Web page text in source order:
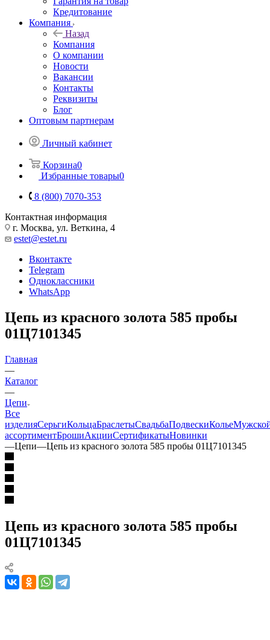
Кредитование
Компания
Назад
Компания
О компании
Новости
Вакансии
Контакты
Реквизиты
Блог
Оптовым партнерам
Личный кабинет
Корзина0
Избранные товары0
8 (800) 7070-353
Контактная информация
г. Москва, ул. Веткина, 4
estet@estet.ru
Вконтакте
Telegram
Одноклассники
WhatsApp
Цепь из красного золота 585 пробы
01Ц7101345
Главная
—
Каталог
—
Цепи
Все
изделияСерьгиКольцаБраслетыСвадьбаПодвескиКолье
ассортиментБрошиАкцииСертификатыНовинки
—Цепи—Цепь из красного золота 585 пробы 01Ц7101345
Цепь из красного золота 585 пробы
01Ц7101345